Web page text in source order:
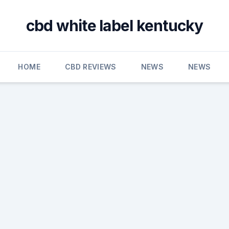
cbd white label kentucky
HOME CBD REVIEWS NEWS NEWS